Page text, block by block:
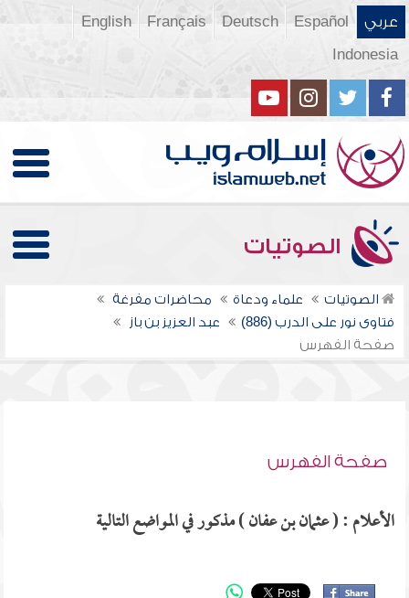
عربي Español
Deutsch
Français
English
Indonesia
الصوتيات
الصوتيات علماء ودعاة
محاضرات مفرغة
فتاوى نور على الدرب (886)
عبد العزيز بن باز
صفحة الفهرس
صفحة الفهرس
الأعلام : ( عثمان بن عفان ) مذكور في المواضع التالية